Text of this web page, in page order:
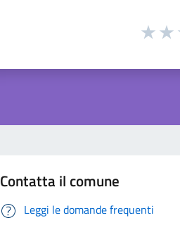
Contatta il comune
Leggi le domande frequenti